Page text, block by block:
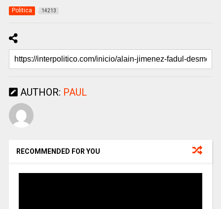
Politica 14213
AUTHOR: PAUL
RECOMMENDED FOR YOU